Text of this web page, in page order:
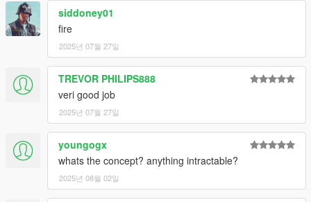
siddoney01
fire
2025년 07월 27일
TREVOR PHILIPS888
veri good job
2025년 07월 27일
youngogx
whats the concept? anything intractable?
2025년 08월 02일